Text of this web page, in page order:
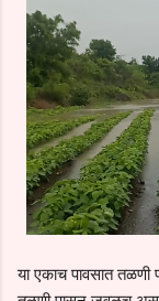
या एकाच पावसात तळणी